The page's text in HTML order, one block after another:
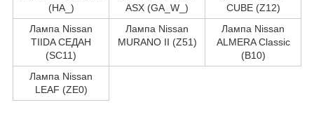
(HA_)
ASX (GA_W_)
CUBE (Z12)
Лампа Nissan
TIIDA СЕДАН
(SC11)
Лампа Nissan
MURANO II (Z51)
Лампа Nissan
ALMERA Classic
(B10)
Лампа Nissan
LEAF (ZE0)